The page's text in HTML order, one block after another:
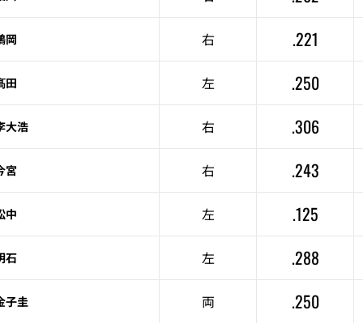
岡 右 .221
田 左 .250
大浩 右 .306
宮 右 .243
中 左 .125
石 左 .288
子圭 両 .250